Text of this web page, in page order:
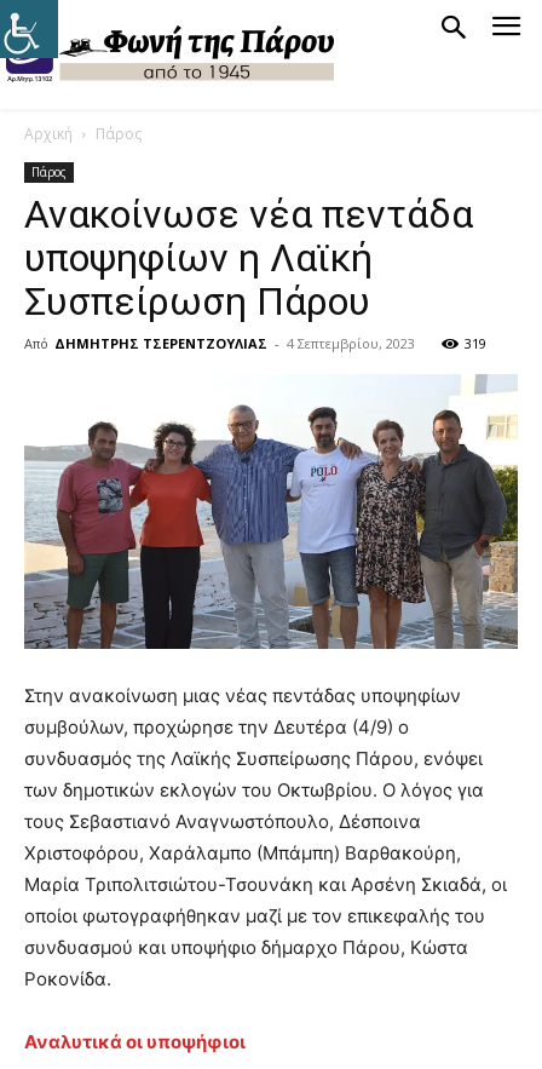
Αρχική Πάρος
Πάρος
Ανακοίνωσε νέα πεντάδα
υποψηφίων η Λαϊκή
Συσπείρωση Πάρου
Από ΔΗΜΗΤΡΗΣ ΤΣΕΡΕΝΤΖΟΥΛΙΑΣ - 4 Σεπτεμβρίου, 2023 319
Στην ανακοίνωση μιας νέας πεντάδας υποψηφίων
συμβούλων, προχώρησε την Δευτέρα (4/9) ο
συνδυασμός της Λαϊκής Συσπείρωσης Πάρου, ενόψει
των δημοτικών εκλογών του Οκτωβρίου. Ο λόγος για
τους Σεβαστιανό Αναγνωστόπουλο, Δέσποινα
Χριστοφόρου, Χαράλαμπο (Μπάμπη) Βαρθακούρη,
Μαρία Τριπολιτσιώτου-Τσουνάκη και Αρσένη Σκιαδά, οι
οποίοι φωτογραφήθηκαν μαζί με τον επικεφαλής του
συνδυασμού και υποψήφιο δήμαρχο Πάρου, Κώστα
Ροκονίδα.
Αναλυτικά οι υποψήφιοι